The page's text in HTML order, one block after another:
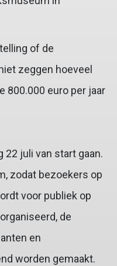
of de
zeggen hoeveel
800.000 euro per jaar
juli van start gaan.
zodat bezoekers op
voor publiek op
de
en
worden gemaakt.